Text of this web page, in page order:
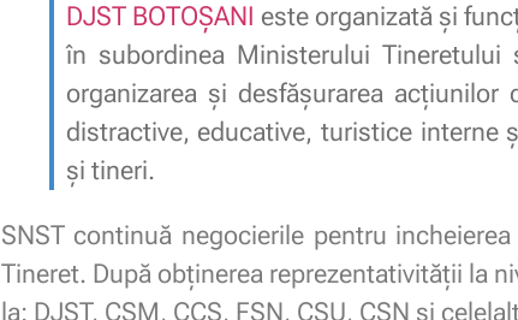
DJST BOTOȘANI este organizată şi
în subordinea Ministerului
organizarea şi desfăşurarea
distractive, educative, turistice interne
şi tineri.
SNST continuă negocierile pentru
Tineret. După obținerea reprezentativității la
la: DJST, CSM, CCS, FSN, CSU, CSN și